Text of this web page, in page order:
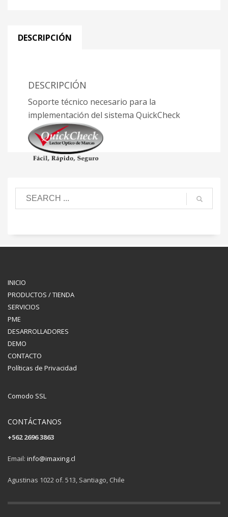
DESCRIPCIÓN
DESCRIPCIÓN
Soporte técnico necesario para la
implementación del sistema QuickCheck
INICIO
PRODUCTOS / TIENDA
SERVICIOS
PME
DESARROLLADORES
DEMO
CONTACTO
Políticas de Privacidad
Comodo SSL
CONTÁCTANOS
+562 2696 3863
Email: info@imaxing.cl
Agustinas 1022 of. 513, Santiago, Chile